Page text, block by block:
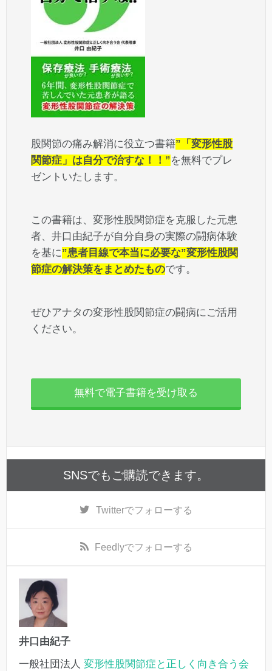
股関節の痛み解消に役立つ書籍”「変形性股
関節症」は自分で治すな！！”を無料でプレ
ゼントいたします。
この書籍は、変形性股関節症を克服した元患
者、井口由紀子が自分自身の実際の闘病体験
を基に”患者目線で本当に必要な”変形性股関
節症の解決策をまとめたものです。
ぜひアナタの変形性股関節症の闘病にご活用
ください。
無料で電子書籍を受け取る
SNSでもご購読できます。
Twitterでフォローする
Feedlyでフォローする
井口由紀子
一般社団法人 変形性股関節症と正しく向き合う会